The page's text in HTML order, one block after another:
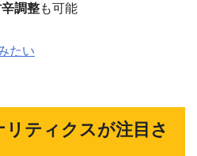
調整も可能
たい
リティクスが注目さ